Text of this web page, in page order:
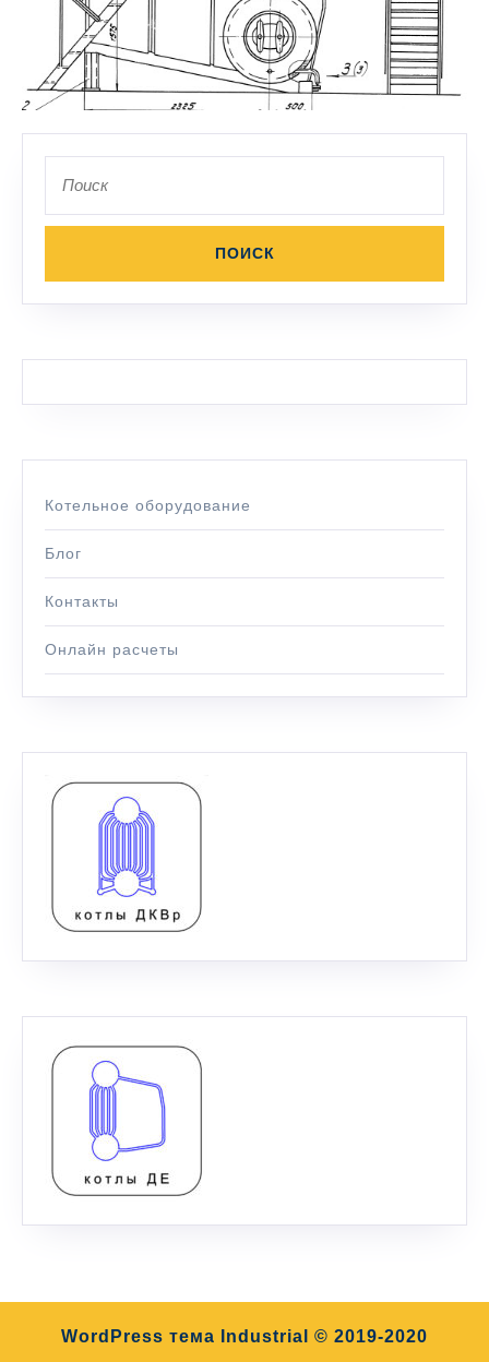
по:
Котельное оборудование
Блог
Контакты
Онлайн расчеты
WordPress тема Industrial © 2019-2020